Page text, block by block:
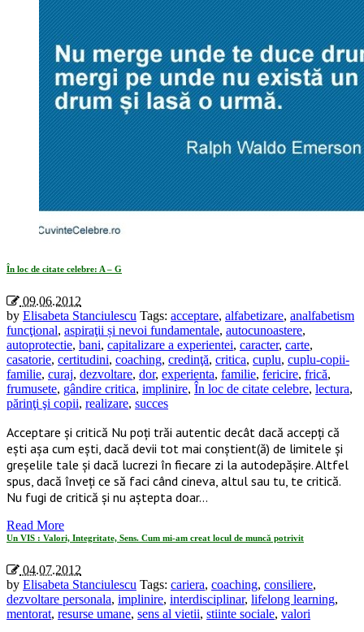
În loc de citate celebre: A – G
09.06.2012
by Elisabeta Stanciulescu Tags: acceptare, alfabetizare, analfabetism
funcţional, aspiraţii și nevoi fundamentale, autocunoastere,
autoprotectie, bani, capitalizare a experientei, caracter, carte,
casatorie, certitudini, coaching, credinţă, critica, cuplu, cuplu-copii-
familie, curaj, dezvoltare, dor, experienta, familie, fericire, frică,
frumusete, gândire critica, implinire, În loc de citate celebre, lectura,
părinţi şi copii, realizare, succes
Acceptare și critică Nu poți trăi autentic decât dacă accepți că
ești așa cum ești, dacă devii tot mai conștient(ă) de limitele și
greșelile tale și dacă lucrezi în fiecare zi la autodepășire. Altfel
spus, dacă înveți ce să faci când cineva, altul sau tu, te critică.
Nu fugi de critică și nu aștepta doar…
Read More
Un VIS : Valori, Integritate, Sens. Cum mi-am creat locul de muncă potrivit
04.07.2012
by Elisabeta Stanciulescu Tags: cariera, coaching, consiliere,
dezvoltare personala, implinire, interdisciplinar, lifelong learning,
mentorat, resurse umane, sens al vietii, stiinte sociale, valori